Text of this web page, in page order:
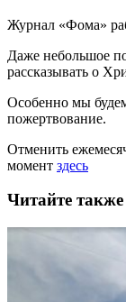
Журнал «Фома»
Даже небольшое
рассказывать о
Особенно мы
пожертвование.
Отменить
момент здесь
Читайте также